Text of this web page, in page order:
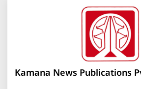
Kamana News Publications